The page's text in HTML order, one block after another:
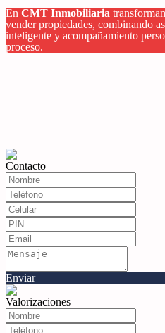
En CMT Inmobiliaria
vender propiedades, combinando
inteligente y acompañamiento
proceso.
Contacto
Enviar
Valorizaciones